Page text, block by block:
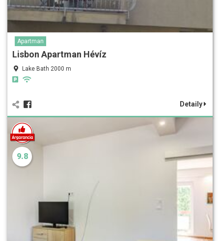
Apartman
Lisbon Apartman Hévíz
Lake Bath 2000 m
Detaily
9.8